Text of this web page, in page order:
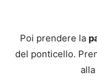
Poi prendere la
del ponticello.